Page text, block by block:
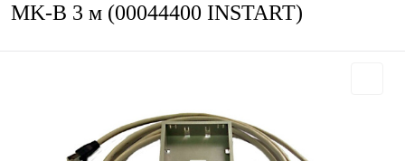
MK-B 3 м (00044400 INSTART)